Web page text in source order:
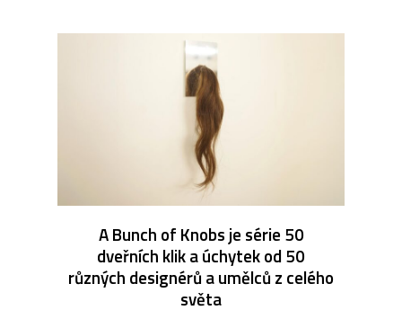
A Bunch of Knobs je série 50
dveřních klik a úchytek od 50
různých designérů a umělců z celého
světa